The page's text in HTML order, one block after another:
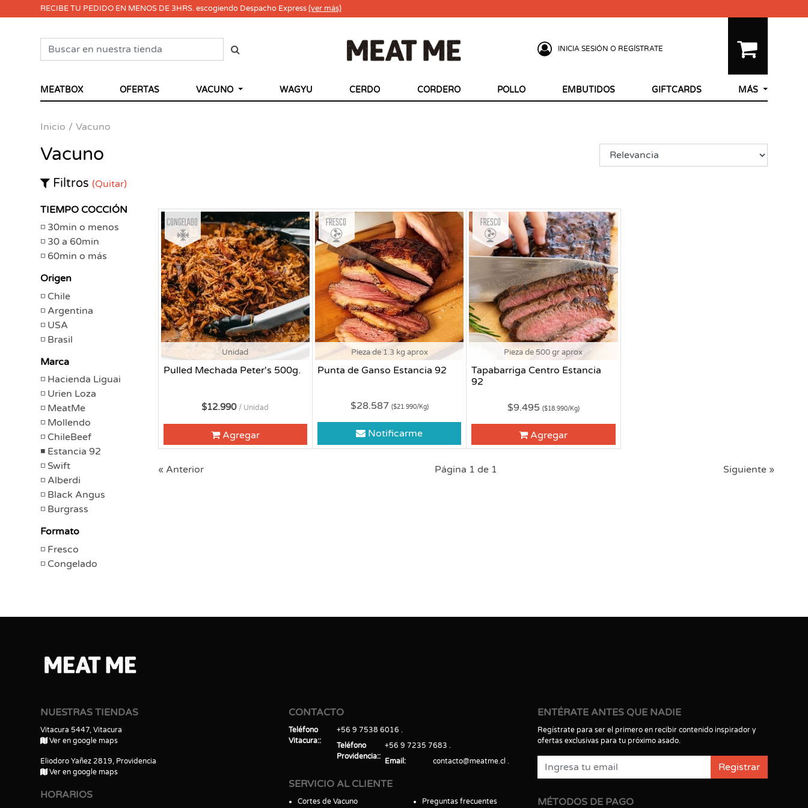
RECIBE TU PEDIDO EN MENOS DE 3HRS. escogiendo Despacho Express(ver más)
INICIA SESIÓN O REGÍSTRATE
MEATBOX OFERTAS VACUNO WAGYU CERDO CORDERO POLLO EMBUTIDOS GIFTCARDS MÁS
Inicio Vacuno
Vacuno
Filtros (Quitar)
TIEMPO COCCIÓN
30min o menos
30 a 60min
60min o más
Origen
Chile
Argentina
USA
Brasil
Marca
Hacienda Liguai
Urien Loza
MeatMe
Mollendo
ChileBeef
Estancia 92
Swift
Alberdi
Black Angus
Burgrass
Formato
Fresco
Congelado
Unidad
Pulled Mechada Peter's 500g.
Congelado
$12.990 / Unidad
Agregar
Pieza de 1.3 kg aprox
Punta de Ganso Estancia 92
Fresco
$28.587 ($21.990/Kg)
Notificarme
Pieza de 500 gr aprox
Tapabarriga Centro Estancia
92
Fresco
$9.495 ($18.990/Kg)
Agregar
« Anterior Página 1 de 1 Siguiente »
NUESTRAS TIENDAS
Vitacura 5447, Vitacura
Ver en google maps
Eliodoro Yañez 2819, Providencia
Ver en google maps
HORARIOS
CONTACTO
Teléfono
Vitacura:
+56 9 7538 6016
Teléfono
Providencia:
+56 9 7235 7683
Email
contacto@meatme.cl
SERVICIO AL CLIENTE
Cortes de Vacuno Preguntas frecuentes
ENTÉRATE ANTES QUE NADIE
Regístrate para ser el primero en recibir contenido inspirador y
ofertas exclusivas para tu próximo asado.
Registrar
MÉTODOS DE PAGO